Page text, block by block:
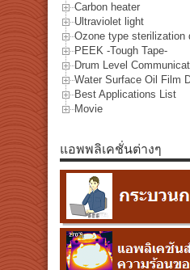
Carbon heater
Ultraviolet light
Ozone type sterilization
PEEK -Tough Tape-
Drum Level
Water Surface Oil Film
Best Applications List
Movie
แอพพลิเคชั่นต่างๆ